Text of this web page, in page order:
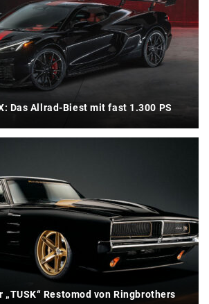
Das Allrad-Biest mit fast 1.300 PS
„TUSK“ Restomod von Ringbrothers